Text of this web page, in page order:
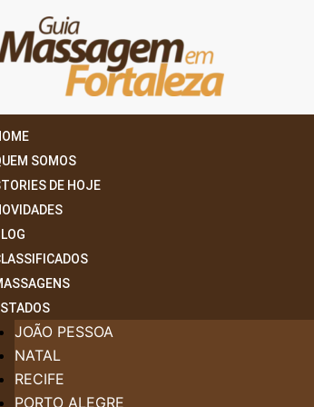
SOMOS
DE HOJE
JOÃO PESSOA
NATAL
RECIFE
PORTO ALEGRE